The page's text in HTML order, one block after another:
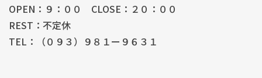
OPEN：９：００ CLOSE：２０：００
REST：不定休
TEL：（０９３）９８１ー９６３１